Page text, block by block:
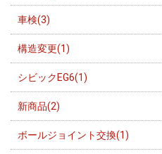
車検(3)
構造変更(1)
シビックEG6(1)
新商品(2)
ボールジョイント交換(1)